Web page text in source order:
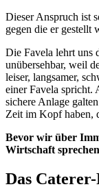
Dieser Anspruch ist
gegen die er gestellt
Die Favela lehrt uns
unübersehbar, weil
leiser, langsamer,
einer Favela spricht.
sichere Anlage
Zeit im Kopf haben,
Bevor wir über
Wirtschaft
Das